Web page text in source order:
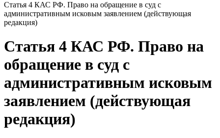
Статья 4 КАС РФ. Право на обращение в суд с
административным исковым заявлением (действующая
редакция)
Статья 4 КАС РФ. Право на
обращение в суд с
административным исковым
заявлением (действующая
редакция)